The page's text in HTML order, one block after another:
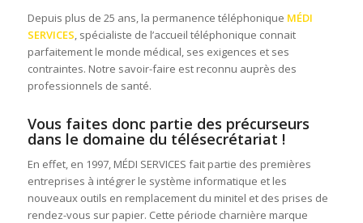
Depuis plus de 25 ans, la permanence téléphonique MÉDI
SERVICES, spécialiste de l’accueil téléphonique connait
parfaitement le monde médical, ses exigences et ses
contraintes. Notre savoir-faire est reconnu auprès des
professionnels de santé.
Vous faites donc partie des précurseurs
dans le domaine du télésecrétariat !
En effet, en 1997, MÉDI SERVICES fait partie des premières
entreprises à intégrer le système informatique et les
nouveaux outils en remplacement du minitel et des prises de
rendez-vous sur papier. Cette période charnière marque